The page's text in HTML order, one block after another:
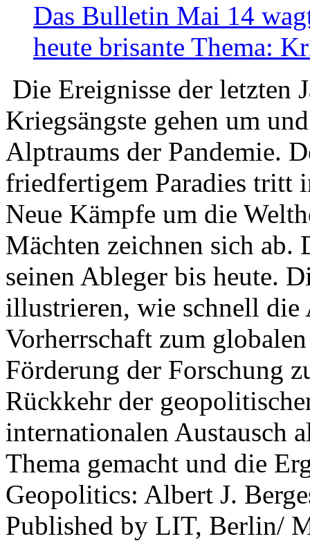
Das Bulletin Mai 14
heute brisante Thema:
Die Ereignisse der letzten
Kriegsängste gehen um
Alptraums der Pandemie.
friedfertigem Paradies tritt
Neue Kämpfe um die
Mächten zeichnen sich
seinen Ableger bis heute.
illustrieren, wie schnell die
Vorherrschaft zum
Förderung der Forschung
Rückkehr der
internationalen Austausch
Thema gemacht und die
Geopolitics: Albert J.
Published by LIT, Berlin/